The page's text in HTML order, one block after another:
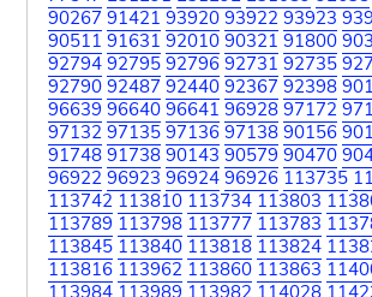
90267 91421 93920 93922 93923
90511 91631 92010 90321 91800
92794 92795 92796 92731 92735
92790 92487 92440 92367 92398
96639 96640 96641 96928 97172
97132 97135 97136 97138 90156
91748 91738 90143 90579 90470
96922 96923 96924 96926 113735
113742 113810 113734 113803
113789 113798 113777 113783
113845 113840 113818 113824
113816 113962 113860 113863
113984 113989 113982 114028